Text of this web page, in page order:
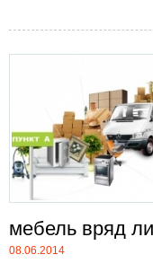
мебель вряд
08.06.2014